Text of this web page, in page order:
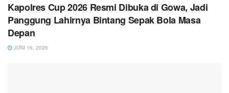
Kapolres Cup 2026 Resmi Dibuka di Gowa, Jadi
Panggung Lahirnya Bintang Sepak Bola Masa
Depan
JUNI 16, 2026